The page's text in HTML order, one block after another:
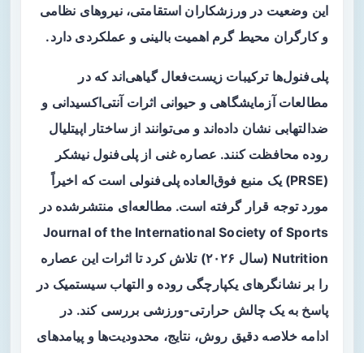
این وضعیت در ورزشکاران استقامتی، نیروهای نظامی
و کارگران محیط گرم اهمیت بالینی و عملکردی دارد.
پلی‌فنول‌ها ترکیبات زیست‌فعال گیاهی‌اند که در
مطالعات آزمایشگاهی و حیوانی اثرات آنتی‌اکسیدانی و
ضدالتهابی نشان داده‌اند و می‌توانند از ساختار اپیتلیال
روده محافظت کنند. عصاره غنی از پلی‌فنول نیشکر
(PRSE) یک منبع فوق‌العاده پلی‌فنولی است که اخیراً
مورد توجه قرار گرفته است. مطالعه‌ای منتشرشده در
Journal of the International Society of Sports
Nutrition (سال ۲۰۲۶) تلاش کرد تا اثرات این عصاره
را بر نشانگرهای یکپارچگی روده و التهاب سیستمیک در
پاسخ به یک چالش حرارتی-ورزشی بررسی کند. در
ادامه خلاصه دقیق روش، نتایج، محدودیت‌ها و پیامدهای